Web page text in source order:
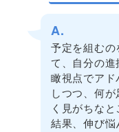
A.
予定を組む
て、自分の
瞰視点でア
しつつ、何
く見がちな
結果、伸び